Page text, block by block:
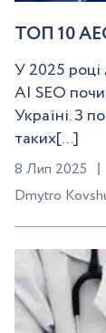
ТОП 10
У 2025
AI SEO
Україні. З
таких[...]
8 Лип 2025
Dmytro